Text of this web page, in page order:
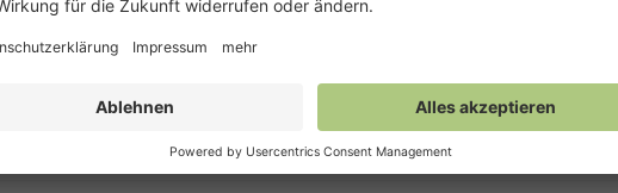
(EPUB)
An Kindle senden